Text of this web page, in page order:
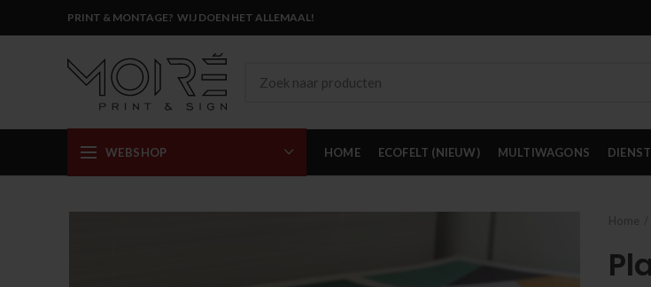
PRINT & MONTAGE? WIJ DOEN HET ALLEMAAL!
WEBSHOP HOME ECOFELT (NIEUW) MULTIWAGONS